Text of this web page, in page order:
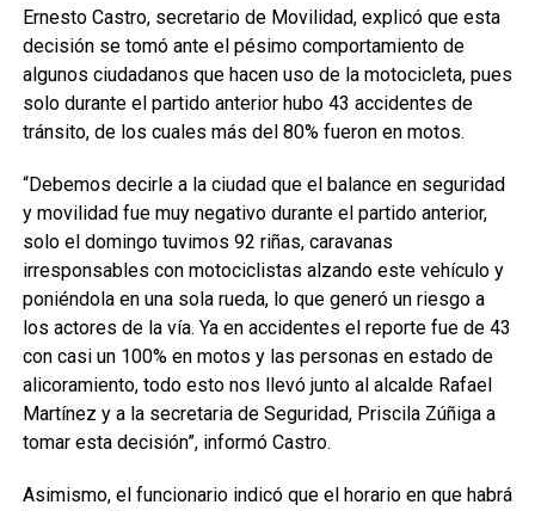
Ernesto Castro, secretario de Movilidad, explicó que esta
decisión se tomó ante el pésimo comportamiento de
algunos ciudadanos que hacen uso de la motocicleta, pues
solo durante el partido anterior hubo 43 accidentes de
tránsito, de los cuales más del 80% fueron en motos.
“Debemos decirle a la ciudad que el balance en seguridad
y movilidad fue muy negativo durante el partido anterior,
solo el domingo tuvimos 92 riñas, caravanas
irresponsables con motociclistas alzando este vehículo y
poniéndola en una sola rueda, lo que generó un riesgo a
los actores de la vía. Ya en accidentes el reporte fue de 43
con casi un 100% en motos y las personas en estado de
alicoramiento, todo esto nos llevó junto al alcalde Rafael
Martínez y a la secretaria de Seguridad, Priscila Zúñiga a
tomar esta decisión”, informó Castro.
Asimismo, el funcionario indicó que el horario en que habrá